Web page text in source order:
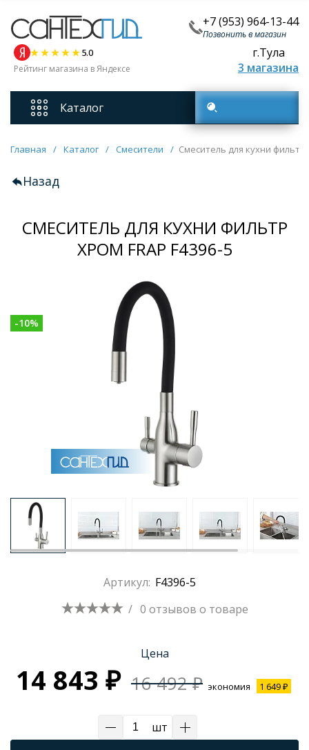
+7 (953) 964-13-44
Позвонить в магазин
5.0
Рейтинг магазина в Яндексе
г.Тула
3 магазина
Каталог
Смесители
Унитазы
Мебель для ванных комнат
Кухонные мойки
Душевые кабины
Полотенцесушители
Аксессуары для ванных комнат
Зеркала
Душевые поддоны
Душевые уголки и ограждения
Главная / Каталог / Смесители / Смеситель для кухни фильтр
Назад
СМЕСИТЕЛЬ ДЛЯ КУХНИ ФИЛЬТР
ХРОМ FRAP F4396-5
-10%
Артикул: F4396-5
/ 0 отзывов о товаре
Цена
14 843 ₽ 16 492 ₽ экономия 1 649 ₽
шт